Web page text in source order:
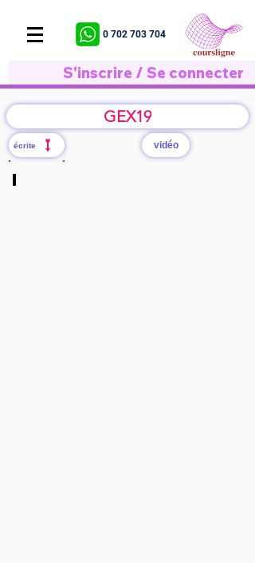
0 702 703 704
S'inscrire / Se connecter
GEX19
écrite vidéo